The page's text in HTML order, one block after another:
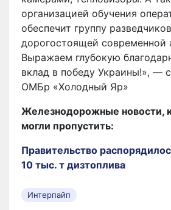
организацией обучения
обеспечит группу разведчиков
дорогостоящей современной
Выражаем глубокую
вклад в победу Украины!», —
ОМБр «Холодный Яр»
Железнодорожные новости,
могли пропустить:
Правительство
10 тыс. т дизтоплива
Интерпайп